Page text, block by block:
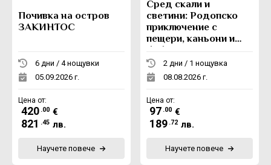
Почивка на остров
ЗАКИНТОС
6 дни / 4 нощувки
05.09.2026 г.
Цена от:
420 .00 €
821 .45 лв.
Научете повече
Сред скали и
светини: Родопско
приключение с
пещери, каньони и
боб
2 дни / 1 нощувка
08.08.2026 г.
Цена от:
97 .00 €
189 .72 лв.
Научете повече